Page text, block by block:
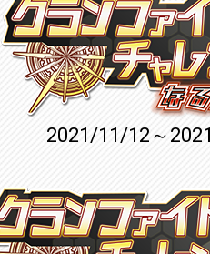
2021/11/12～